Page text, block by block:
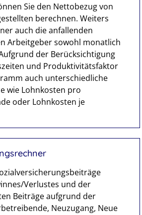
Sie den Nettobezug von
berechnen. Weiters
auch die anfallenden
Arbeitgeber sowohl monatlich
der Berücksichtigung
und Produktivitätsfaktor
auch unterschiedliche
wie Lohnkosten pro
oder Lohnkosten je
Verlustes und der
Beiträge aufgrund der
Neuzugang, Neue